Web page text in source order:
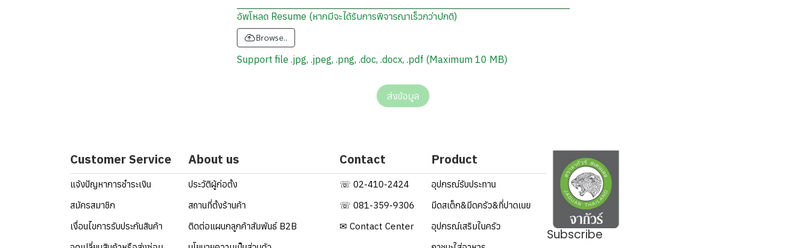
อัพโหลด Resume (หากมีจะได้รับการพิจารณาเร็วกว่าปกติ)
Browse..
Support file .jpg, .jpeg, .png, .doc, .docx, .pdf (Maximum 10 MB)
ส่งข้อมูล
Customer Service
แจ้งปัญหาการชำระเงิน
สมัครสมาชิก
เงื่อนไขการรับประกันสินค้า
About us
ประวัติผู้ก่อตั้ง
สถานที่ตั้งร้านค้า
ติดต่อแผนกลูกค้าสัมพันธ์ B2B
Contact
☏ 02-410-2424
☏ 081-359-9306
✉ Contact Center
Product
อุปกรณ์รับประทาน
มีดสเต็ก&มีดครัว&ที่ปาดเนย
อุปกรณ์เสริมในครัว
Subscribe